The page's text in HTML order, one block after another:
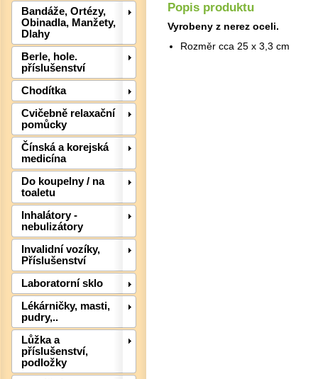
Bandáže, Ortézy,
Obinadla, Manžety,
Dlahy
Berle, hole.
příslušenství
Chodítka
Cvičebně relaxační
pomůcky
Čínská a korejská
medicína
Do koupelny / na
toaletu
Inhalátory -
nebulizátory
Invalidní vozíky,
Příslušenství
Laboratorní sklo
Lékárničky, masti,
pudry,..
Lůžka a
příslušenství,
podložky
Popis produktu
Vyrobeny z nerez oceli.
Rozměr cca 25 x 3,3 cm